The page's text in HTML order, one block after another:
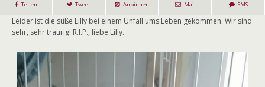
Teilen Tweet Anpinnen Mail SMS
Leider ist die süße Lilly bei einem Unfall ums Leben gekommen. Wir sind
sehr, sehr traurig! R.I.P., liebe Lilly.